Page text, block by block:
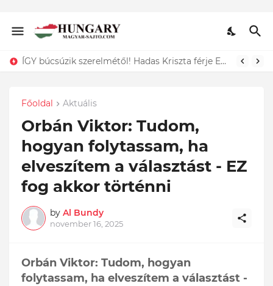
Dráma: Ő az a 11 hónapos kisgyermek, akit egy kukában találtak és csak a szerencsének köszönhető, hogy életben maradt. Döbbenet ami történt:
Főoldal Aktuális
Orbán Viktor: Tudom,
hogyan folytassam, ha
elveszítem a választást - EZ
fog akkor történni
by Al Bundy
november 16, 2025
Orbán Viktor: Tudom, hogyan
folytassam, ha elveszítem a választást -